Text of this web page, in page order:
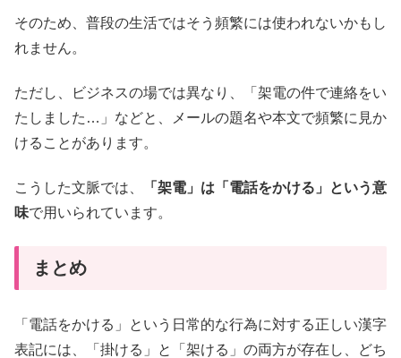
そのため、普段の生活ではそう頻繁には使われないかもし
れません。
ただし、ビジネスの場では異なり、「架電の件で連絡をい
たしました…」などと、メールの題名や本文で頻繁に見か
けることがあります。
こうした文脈では、
「架電」は「電話をかける」という意
味で用いられています。
まとめ
「電話をかける」という日常的な行為に対する正しい漢字
表記には、「掛ける」と「架ける」の両方が存在し、どち